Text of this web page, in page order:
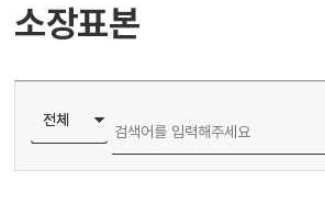
소장표본